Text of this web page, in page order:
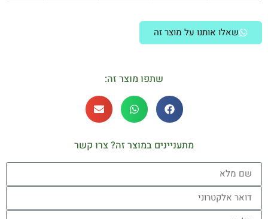
שאלו אותנו על מוצר זה
שתפו מוצר זה:
מתעניינים במוצר זה? צרו קשר